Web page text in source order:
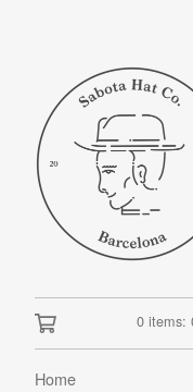
0 items:
Home